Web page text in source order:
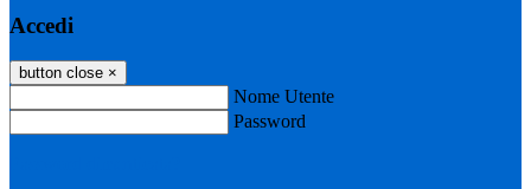
Accedi
button close ×
Nome Utente
Password